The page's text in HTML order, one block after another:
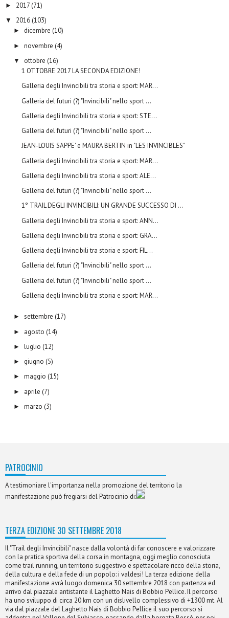
► 2017 (71)
▼ 2016 (103)
► dicembre (10)
► novembre (4)
▼ ottobre (16)
1 OTTOBRE 2017 LA SECONDA EDIZIONE!
Galleria degli Invincibili tra storia e sport: MAR...
Galleria del futuri (?) "Invincibili" nello sport ...
Galleria degli Invincibili tra storia e sport: STE...
Galleria del futuri (?) "Invincibili" nello sport ...
JEAN-LOUIS SAPPE' e MAURA BERTIN in "LES INVINCIBLES"
Galleria degli Invincibili tra storia e sport: MAR...
Galleria degli Invincibili tra storia e sport: ALE...
Galleria del futuri (?) "Invincibili" nello sport ...
1° TRAIL DEGLI INVINCIBILI: UN GRANDE SUCCESSO DI ...
Galleria degli Invincibili tra storia e sport: ANN...
Galleria degli Invincibili tra storia e sport: GRA...
Galleria degli Invincibili tra storia e sport: FIL...
Galleria del futuri (?) "Invincibili" nello sport ...
Galleria del futuri (?) "Invincibili" nello sport ...
Galleria degli Invincibili tra storia e sport: MAR...
► settembre (17)
► agosto (14)
► luglio (12)
► giugno (5)
► maggio (15)
► aprile (7)
► marzo (3)
PATROCINIO
A testimoniare l'importanza nella promozione del territorio la
manifestazione può fregiarsi del Patrocinio di:
TERZA EDIZIONE 30 SETTEMBRE 2018
Il "Trail degli Invincibili" nasce dalla volontà di far conoscere e valorizzare
con la pratica sportiva della corsa in montagna, oggi meglio conosciuta
come trail running, un territorio suggestivo e spettacolare ricco della storia,
della cultura e della fede di un popolo: i valdesi! La terza edizione della
manifestazione avrà luogo domenica 30 settembre 2018 con partenza ed
arrivo dal piazzale antistante il Laghetto Nais di Bobbio Pellice. Il percorso
ha uno sviluppo di circa 20 km con un dislivello complessivo di +1300 mt. Al
via dal piazzale del Laghetto Nais di Bobbio Pellice il suo percorso si